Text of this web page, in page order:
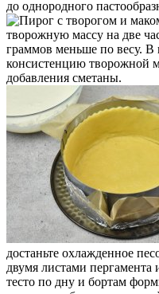
до однородного
творожную массу на две
граммов меньше по весу. В
консистенцию творожной
добавления сметаны.
достаньте охлажденное
двумя листами пергамента
тесто по дну и бортам